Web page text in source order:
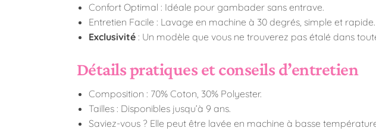
Confort Optimal : Idéale pour gambader sans entrave.
Entretien Facile : Lavage en machine à 30 degrés, simple et rapide.
Exclusivité: Un modèle que vous ne trouverez pas étalé dans
Détails pratiques et conseils d’entretien
Composition : 70% Coton, 30% Polyester.
Tailles : Disponibles jusqu’à 9 ans.
Saviez-vous ? Elle peut être lavée en machine à basse